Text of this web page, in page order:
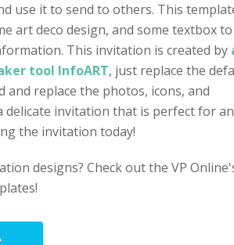
use it to send to others. This
art deco design, and some textbox to
This invitation is created by
tool InfoART, just replace the
replace the photos, icons, and
delicate invitation that is perfect for
the invitation today!
designs? Check out the VP